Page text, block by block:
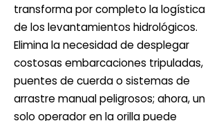
transforma por completo la logística
de los levantamientos hidrológicos.
Elimina la necesidad de desplegar
costosas embarcaciones tripuladas,
puentes de cuerda o sistemas de
arrastre manual peligrosos; ahora, un
solo operador en la orilla puede